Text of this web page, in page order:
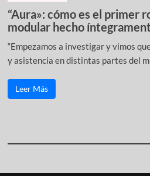
“Aura»: cómo es el primer
modular hecho
“Empezamos a investigar y vimos
y asistencia en distintas partes del
Leer Más